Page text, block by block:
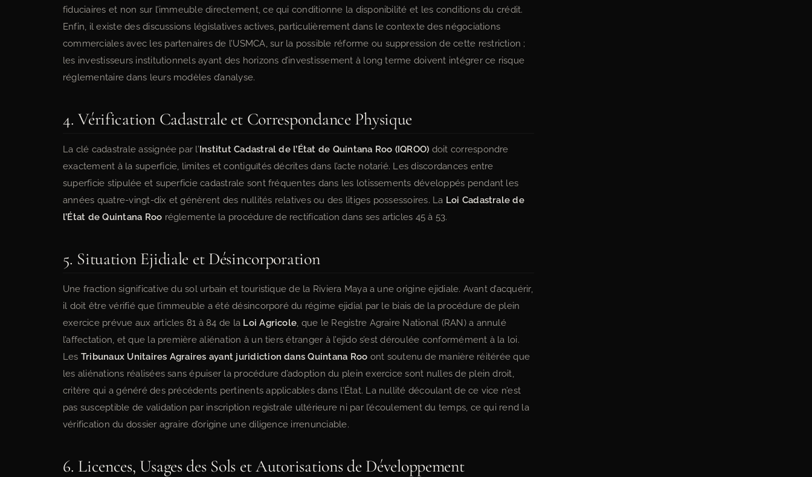
fiduciaires et non sur l’immeuble directement, ce qui conditionne la disponibilité et les conditions du crédit.
Enfin, il existe des discussions législatives actives, particulièrement dans le contexte des négociations
commerciales avec les partenaires de l’USMCA, sur la possible réforme ou suppression de cette restriction ;
les investisseurs institutionnels ayant des horizons d’investissement à long terme doivent intégrer ce risque
réglementaire dans leurs modèles d’analyse.
4. Vérification Cadastrale et Correspondance Physique
La clé cadastrale assignée par l’Institut Cadastral de l’État de Quintana Roo (IQROO) doit correspondre
exactement à la superficie, limites et contiguïtés décrites dans l’acte notarié. Les discordances entre
superficie stipulée et superficie cadastrale sont fréquentes dans les lotissements développés pendant les
années quatre-vingt-dix et génèrent des nullités relatives ou des litiges possessoires. La Loi Cadastrale de
l’État de Quintana Roo réglemente la procédure de rectification dans ses articles 45 à 53.
5. Situation Ejidiale et Désincorporation
Une fraction significative du sol urbain et touristique de la Riviera Maya a une origine ejidiale. Avant d’acquérir,
il doit être vérifié que l’immeuble a été désincorporé du régime ejidial par le biais de la procédure de plein
exercice prévue aux articles 81 à 84 de la Loi Agricole, que le Registre Agraire National (RAN) a annulé
l’affectation, et que la première aliénation à un tiers étranger à l’ejido s’est déroulée conformément à la loi.
Les Tribunaux Unitaires Agraires ayant juridiction dans Quintana Roo ont soutenu de manière réitérée que
les aliénations réalisées sans épuiser la procédure d’adoption du plein exercice sont nulles de plein droit,
critère qui a généré des précédents pertinents applicables dans l’État. La nullité découlant de ce vice n’est
pas susceptible de validation par inscription registrale ultérieure ni par l’écoulement du temps, ce qui rend la
vérification du dossier agraire d’origine une diligence irrenunciable.
6. Licences, Usages des Sols et Autorisations de Développement